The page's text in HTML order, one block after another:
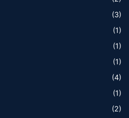
(3)
(1)
(1)
(1)
(4)
(1)
(2)